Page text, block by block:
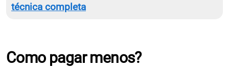
técnica completa
Como pagar menos?